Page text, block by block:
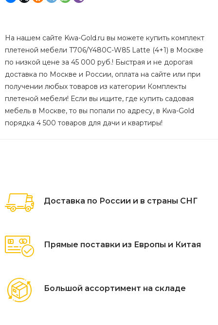
На нашем сайте Kwa-Gold.ru вы можете купить комплект
плетеной мебели T706/Y480C-W85 Latte (4+1) в Москве
по низкой цене за 45 000 руб.! Быстрая и не дорогая
доставка по Москве и России, оплата на сайте или при
получении любых товаров из категории Комплекты
плетеной мебели! Если вы ищите, где купить садовая
мебель в Москве, то вы попали по адресу, в Kwa-Gold
порядка 4 500 товаров для дачи и квартиры!
Доставка по России и в страны СНГ
Прямые поставки из Европы и Китая
Большой ассортимент на складе